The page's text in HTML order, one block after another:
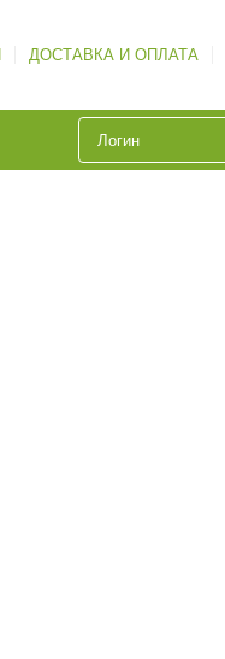
ДОСТАВКА И ОПЛАТА